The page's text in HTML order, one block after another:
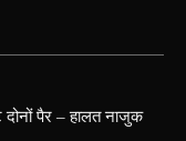
दोनों पैर – हालत नाजुक